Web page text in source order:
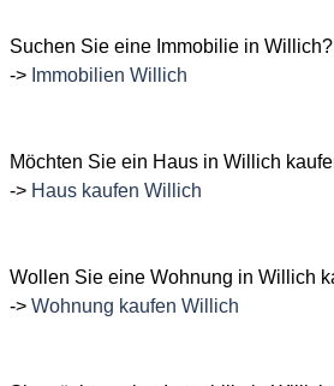
Suchen Sie eine Immobilie in Willich?
-> Immobilien Willich
Möchten Sie ein Haus in Willich
-> Haus kaufen Willich
Wollen Sie eine Wohnung in Willich
-> Wohnung kaufen Willich